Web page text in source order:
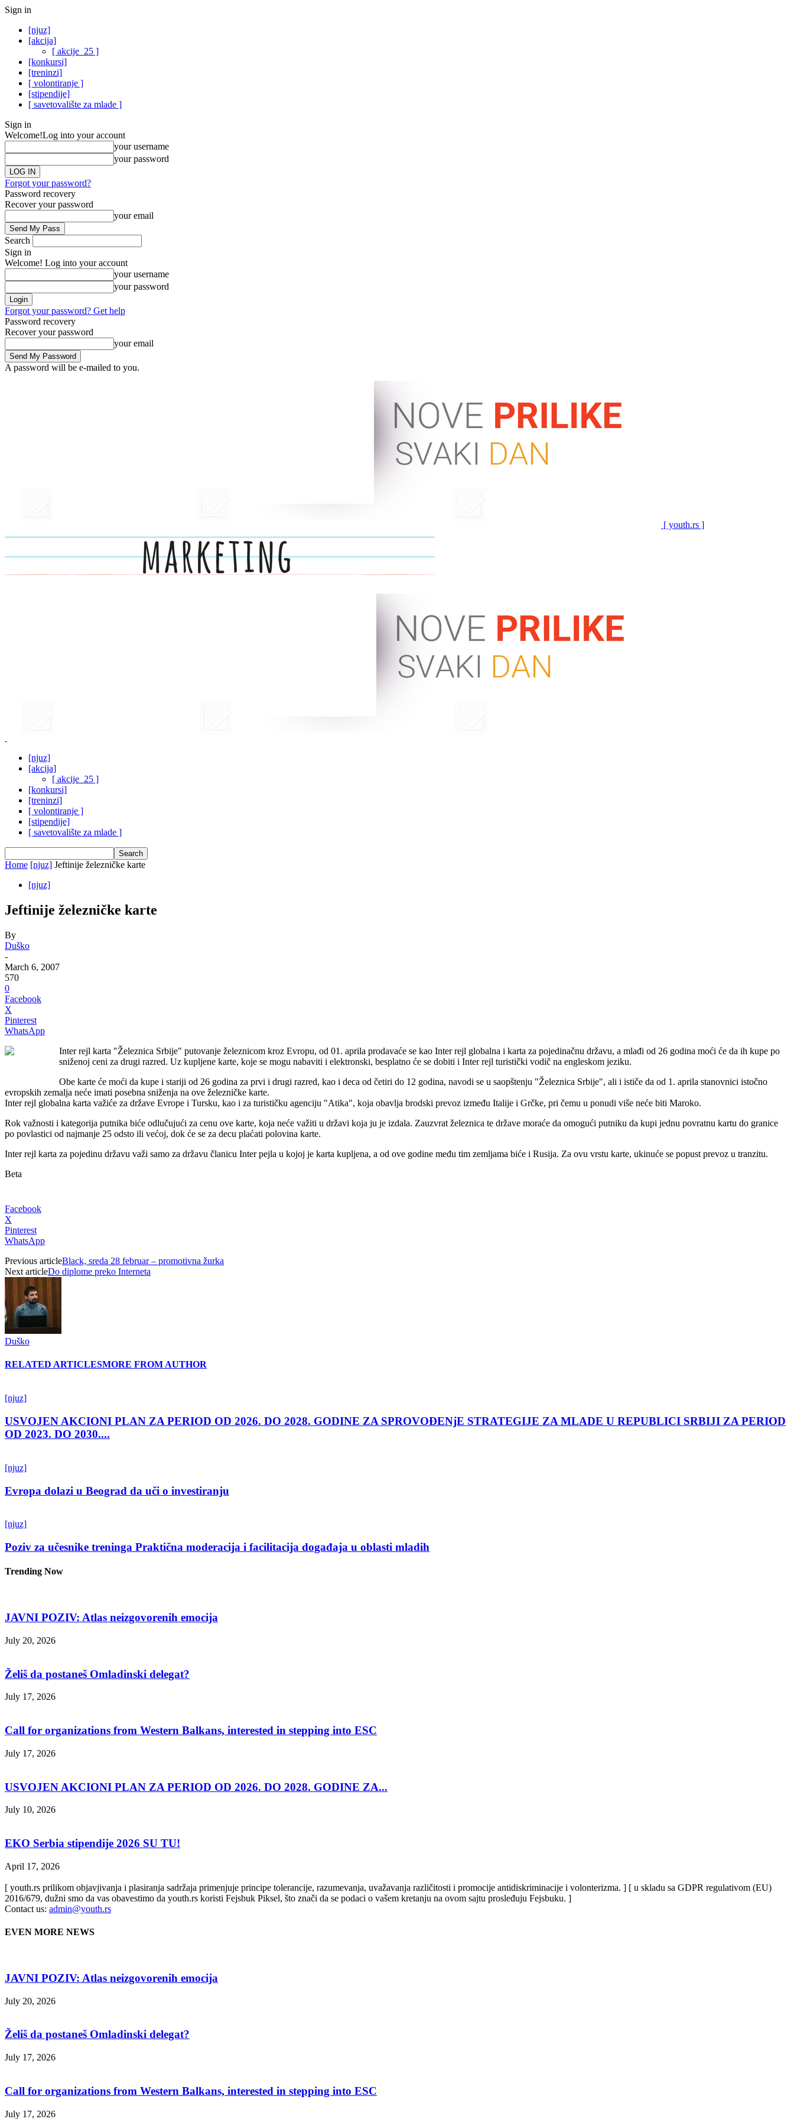
Sign in
[njuz]
[akcija]
[ akcije_25 ]
[konkursi]
[treninzi]
[ volontiranje ]
[stipendije]
[ savetovalište za mlade ]
Sign in
Welcome!Log into your account
your username
your password
Forgot your password?
Password recovery
Recover your password
your email
Search
Sign in
Welcome! Log into your account
your username
your password
Forgot your password? Get help
Password recovery
Recover your password
your email
A password will be e-mailed to you.
[ youth.rs ]
[njuz]
[akcija]
[ akcije_25 ]
[konkursi]
[treninzi]
[ volontiranje ]
[stipendije]
[ savetovalište za mlade ]
Home [njuz] Jeftinije železničke karte
[njuz]
Jeftinije železničke karte
By
Duško
-
March 6, 2007
570
0
Facebook
X
Pinterest
WhatsApp
Inter rejl karta "Železnica Srbije" putovanje železnicom kroz Evropu, od 01. aprila prodavaće se kao Inter rejl globalna i karta za pojedinačnu državu, a mlađi od 26 godina moći će da ih kupe po
sniženoj ceni za drugi razred. Uz kupljene karte, koje se mogu nabaviti i elektronski, besplatno će se dobiti i Inter rejl turistički vodič na engleskom jeziku.
Obe karte će moći da kupe i stariji od 26 godina za prvi i drugi razred, kao i deca od četiri do 12 godina, navodi se u saopštenju "Železnica Srbije", ali i ističe da od 1. aprila stanovnici istočno
evropskih zemalja neće imati posebna sniženja na ove železničke karte.
Inter rejl globalna karta važiće za države Evrope i Tursku, kao i za turističku agenciju "Atika", koja obavlja brodski prevoz između Italije i Grčke, pri čemu u ponudi više neće biti Maroko.
Rok važnosti i kategorija putnika biće odlučujući za cenu ove karte, koja neće važiti u državi koja ju je izdala. Zauzvrat železnica te države moraće da omogući putniku da kupi jednu povratnu kartu do granice
po povlastici od najmanje 25 odsto ili većoj, dok će se za decu plaćati polovina karte.
Inter rejl karta za pojedinu državu važi samo za državu članicu Inter pejla u kojoj je karta kupljena, a od ove godine među tim zemljama biće i Rusija. Za ovu vrstu karte, ukinuće se popust prevoz u tranzitu.
Beta
Facebook
X
Pinterest
WhatsApp
Previous articleBlack, sreda 28 februar – promotivna žurka
Next articleDo diplome preko Interneta
Duško
RELATED ARTICLESMORE FROM AUTHOR
[njuz]
USVOJEN AKCIONI PLAN ZA PERIOD OD 2026. DO 2028. GODINE ZA SPROVOĐENjE STRATEGIJE ZA MLADE U REPUBLICI SRBIJI ZA PERIOD
OD 2023. DO 2030....
[njuz]
Evropa dolazi u Beograd da uči o investiranju
[njuz]
Poziv za učesnike treninga Praktična moderacija i facilitacija događaja u oblasti mladih
Trending Now
JAVNI POZIV: Atlas neizgovorenih emocija
July 20, 2026
Želiš da postaneš Omladinski delegat?
July 17, 2026
Call for organizations from Western Balkans, interested in stepping into ESC
July 17, 2026
USVOJEN AKCIONI PLAN ZA PERIOD OD 2026. DO 2028. GODINE ZA...
July 10, 2026
EKO Serbia stipendije 2026 SU TU!
April 17, 2026
[ youth.rs prilikom objavjivanja i plasiranja sadržaja primenjuje principe tolerancije, razumevanja, uvažavanja različitosti i promocije antidiskriminacije i volonterizma. ] [ u skladu sa GDPR regulativom (EU)
2016/679, dužni smo da vas obavestimo da youth.rs koristi Fejsbuk Piksel, što znači da se podaci o vašem kretanju na ovom sajtu prosleđuju Fejsbuku. ]
Contact us: admin@youth.rs
EVEN MORE NEWS
JAVNI POZIV: Atlas neizgovorenih emocija
July 20, 2026
Želiš da postaneš Omladinski delegat?
July 17, 2026
Call for organizations from Western Balkans, interested in stepping into ESC
July 17, 2026